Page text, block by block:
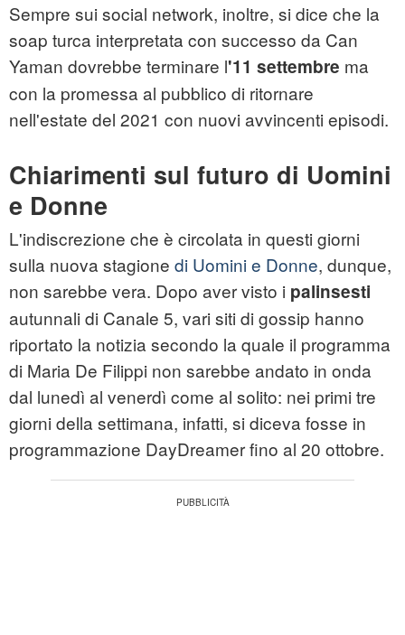
Sempre sui social network, inoltre, si dice che la
soap turca interpretata con successo da Can
Yaman dovrebbe terminare l'11 settembre ma
con la promessa al pubblico di ritornare
nell'estate del 2021 con nuovi avvincenti episodi.
Chiarimenti sul futuro di Uomini
e Donne
L'indiscrezione che è circolata in questi giorni
sulla nuova stagione di Uomini e Donne, dunque,
non sarebbe vera. Dopo aver visto i palinsesti
autunnali di Canale 5, vari siti di gossip hanno
riportato la notizia secondo la quale il programma
di Maria De Filippi non sarebbe andato in onda
dal lunedì al venerdì come al solito: nei primi tre
giorni della settimana, infatti, si diceva fosse in
programmazione DayDreamer fino al 20 ottobre.